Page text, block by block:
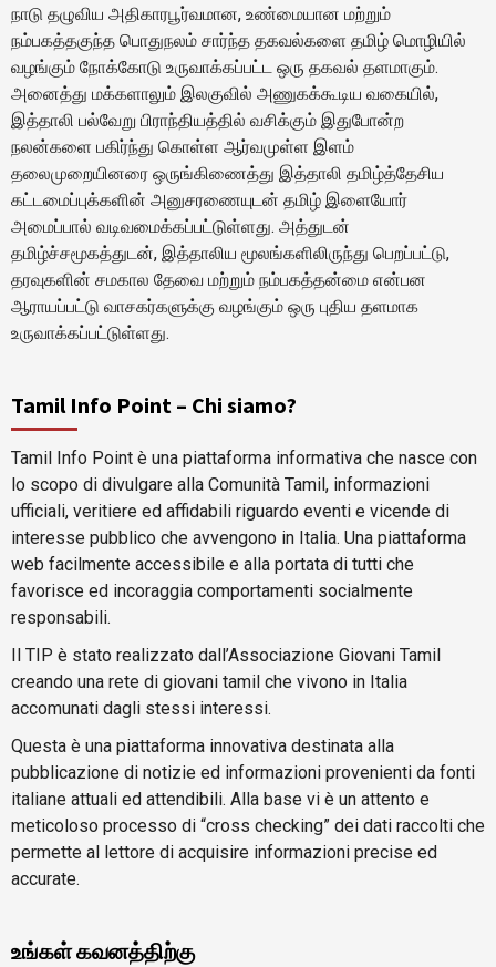
நாடு தழுவிய அதிகாரபூர்வமான, உண்மையான மற்றும்
நம்பகத்தகுந்த பொதுநலம் சார்ந்த தகவல்களை தமிழ் மொழியில்
வழங்கும் நோக்கோடு உருவாக்கப்பட்ட ஒரு தகவல் தளமாகும்.
அனைத்து மக்களாலும் இலகுவில் அணுகக்கூடிய வகையில்,
இத்தாலி பல்வேறு பிராந்தியத்தில் வசிக்கும் இதுபோன்ற
நலன்களை பகிர்ந்து கொள்ள ஆர்வமுள்ள இளம்
தலைமுறையினரை ஒருங்கிணைத்து இத்தாலி தமிழ்த்தேசிய
கட்டமைப்புக்களின் அனுசரணையுடன் தமிழ் இளையோர்
அமைப்பால் வடிவமைக்கப்பட்டுள்ளது. அத்துடன்
தமிழ்ச்சமூகத்துடன், இத்தாலிய மூலங்களிலிருந்து பெறப்பட்டு,
தரவுகளின் சமகால தேவை மற்றும் நம்பகத்தன்மை என்பன
ஆராயப்பட்டு வாசகர்களுக்கு வழங்கும் ஒரு புதிய தளமாக
உருவாக்கப்பட்டுள்ளது.
Tamil Info Point – Chi siamo?
Tamil Info Point è una piattaforma informativa che nasce con
lo scopo di divulgare alla Comunità Tamil, informazioni
ufficiali, veritiere ed affidabili riguardo eventi e vicende di
interesse pubblico che avvengono in Italia. Una piattaforma
web facilmente accessibile e alla portata di tutti che
favorisce ed incoraggia comportamenti socialmente
responsabili.
Il TIP è stato realizzato dall’Associazione Giovani Tamil
creando una rete di giovani tamil che vivono in Italia
accomunati dagli stessi interessi.
Questa è una piattaforma innovativa destinata alla
pubblicazione di notizie ed informazioni provenienti da fonti
italiane attuali ed attendibili. Alla base vi è un attento e
meticoloso processo di “cross checking” dei dati raccolti che
permette al lettore di acquisire informazioni precise ed
accurate.
உங்கள் கவனத்திற்கு